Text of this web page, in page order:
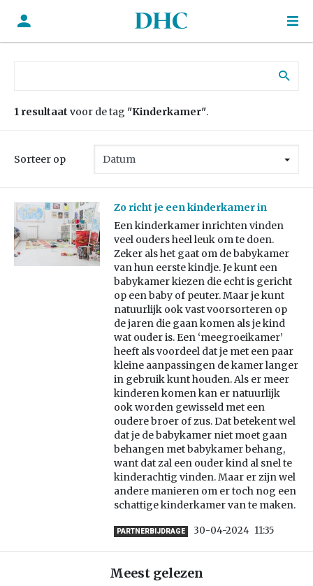
1 resultaat voor de tag "Kinderkamer".
Sorteer op
Zo richt je een kinderkamer in
Een kinderkamer inrichten vinden
veel ouders heel leuk om te doen.
Zeker als het gaat om de babykamer
van hun eerste kindje. Je kunt een
babykamer kiezen die echt is gericht
op een baby of peuter. Maar je kunt
natuurlijk ook vast voorsorteren op
de jaren die gaan komen als je kind
wat ouder is. Een ‘meegroeikamer’
heeft als voordeel dat je met een paar
kleine aanpassingen de kamer langer
in gebruik kunt houden. Als er meer
kinderen komen kan er natuurlijk
ook worden gewisseld met een
oudere broer of zus. Dat betekent wel
dat je de babykamer niet moet gaan
behangen met babykamer behang,
want dat zal een ouder kind al snel te
kinderachtig vinden. Maar er zijn wel
andere manieren om er toch nog een
schattige kinderkamer van te maken.
PARTNERBIJDRAGE 30-04-2024 11:35
Meest gelezen